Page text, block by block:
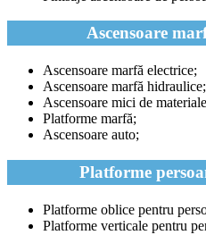
Ascensoare
Ascensoare marfă electrice;
Ascensoare marfă hidraulice;
Ascensoare mici de
Platforme marfă;
Ascensoare auto;
Platforme
Platforme oblice pentru
Platforme verticale pentru